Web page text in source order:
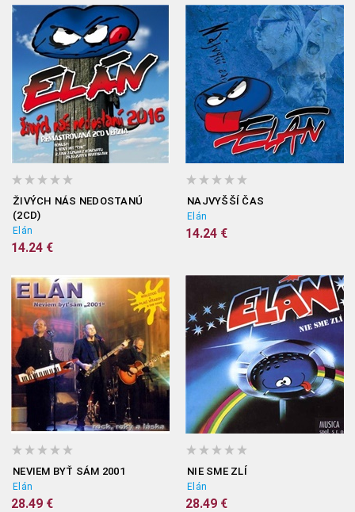
ŽIVÝCH NÁS NEDOSTANÚ
(2CD)
Elán
14.24 €
NAJVYŠŠÍ ČAS
Elán
14.24 €
NEVIEM BYŤ SÁM 2001
Elán
28.49 €
NIE SME ZLÍ
Elán
28.49 €